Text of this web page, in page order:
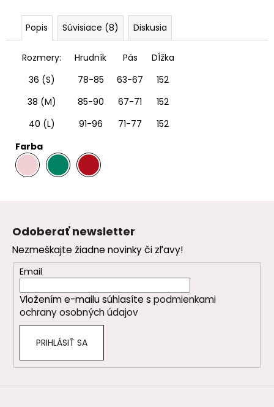
Popis Súvisiace (8) Diskusia
Rozmery: Hrudník Pás
DÍžka
36 (S)
78-85 63-67
152
38 (M)
85-90 67-71
152
40 (L)
91-96 71-77
152
Farba
.
.
Odoberať newsletter
Nezmeškajte žiadne novinky či zľavy!
Email
Vložením e-mailu súhlasíte s podmienkami
ochrany osobných údajov
PRIHLÁSIŤ SA